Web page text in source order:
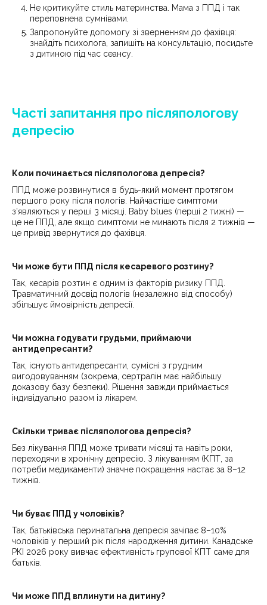
Не критикуйте стиль материнства. Мама з ППД і так
переповнена сумнівами.
Запропонуйте допомогу зі зверненням до фахівця:
знайдіть психолога, запишіть на консультацію, посидьте
з дитиною під час сеансу.
Часті запитання про післяпологову
депресію
Коли починається післяпологова депресія?
ППД може розвинутися в будь-який момент протягом
першого року після пологів. Найчастіше симптоми
з’являються у перші 3 місяці. Baby blues (перші 2 тижні) —
це не ППД, але якщо симптоми не минають після 2 тижнів —
це привід звернутися до фахівця.
Чи може бути ППД після кесаревого розтину?
Так, кесарів розтин є одним із факторів ризику ППД.
Травматичний досвід пологів (незалежно від способу)
збільшує ймовірність депресії.
Чи можна годувати грудьми, приймаючи
антидепресанти?
Так, існують антидепресанти, сумісні з грудним
вигодовуванням (зокрема, сертралін має найбільшу
доказову базу безпеки). Рішення завжди приймається
індивідуально разом із лікарем.
Скільки триває післяпологова депресія?
Без лікування ППД може тривати місяці та навіть роки,
переходячи в хронічну депресію. З лікуванням (КПТ, за
потреби медикаменти) значне покращення настає за 8–12
тижнів.
Чи буває ППД у чоловіків?
Так, батьківська перинатальна депресія зачіпає 8–10%
чоловіків у перший рік після народження дитини. Канадське
РКІ 2026 року вивчає ефективність групової КПТ саме для
батьків.
Чи може ППД вплинути на дитину?